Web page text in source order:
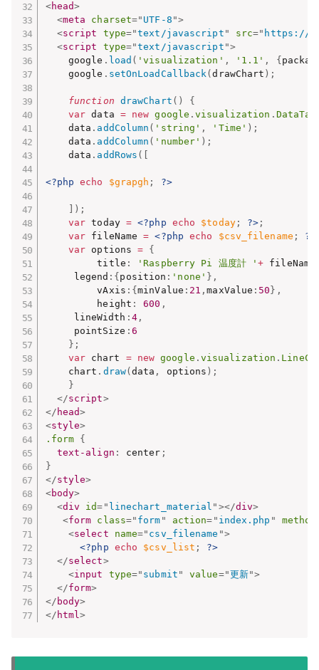
<head>
<meta charset=" UTF-8 ">
<script type="text/javascript " src=" https://
<script type="text/javascript ">
    google
. load ( 'visualization' , '1.1' , {
    google
. setOnLoadCallback(drawChart ) ;
function drawChart ( )
{
var data = new google .visualization .
    data
. addColumn ( 'string' , 'Time' ) ;
    data
. addColumn ( 'number' ) ;
    data
. addRows (
<?php echo $grapgh ; ?>
) ;
var today = <?php echo $today; ?> ;
var fileName = <?php echo $csv_filename ; ?>
var options = {
         title
: 'Raspberry Pi 温度計 '+ fileName
	 legend
: { position : 'none' } ,
         vAxis
: {minValue : 21 ,maxValue : 50 } ,
         height
: 600 ,
	 lineWidth
: 4,
	 pointSize
: 6
} ;
var chart = new google . visualization .
    chart
. draw(data , options ) ;
}
</script>
</ head>
<style>
.form {
text-align : center ;
}
</style>
<body>
<div id= " linechart_material " ></div>
<form class=" form " action= " index.php " method
<select name=" csv_filename ">
<?php echo $csv_list ;
?>
</select>
<input type=" submit " value="更新">
</form>
</ body>
</ html>